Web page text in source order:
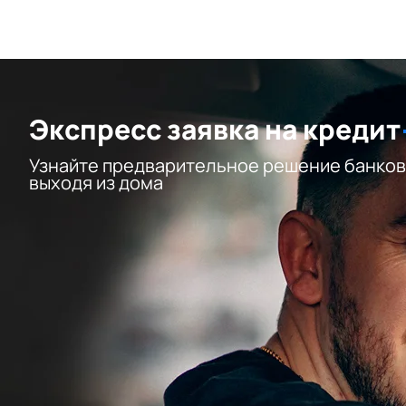
Экспресс заявка на кредит
Узнайте предварительное решение
выходя из дома